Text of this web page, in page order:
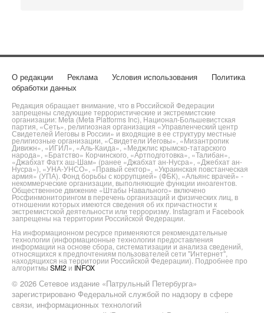
О редакции Реклама Условия использования
Политика
обработки данных
Редакция обращает внимание, что в Российской Федерации
запрещены следующие террористические и экстремистские
организации: Meta (Meta Platforms Inc), Национал-Большевистская
партия, «Сеть», религиозная организация «Управленческий центр
Свидетелей Иеговы в России» и входящие в ее структуру местные
религиозные организации, «Свидетели Иеговы», «Мизантропик
Дивижн», «ИГИЛ», «Аль-Каида», «Меджлис крымско-татарского
народа», «Братство» Корчинского, «Артподготовка», «Талибан»,
«Джабхат Фатх аш-Шам» (ранее «Джабхат ан-Нусра», «Джебхат ан-
Нусра»), «УНА-УНСО», «Правый сектор», «Украинская повстанческая
армия» (УПА). Фонд борьбы с коррупцией» (ФБК), «Альянс врачей» -
некоммерческие организации, выполняющие функции иноагентов.
Общественное движение «Штабы Навального» включено
Росфинмониторингом в перечень организаций и физических лиц, в
отношении которых имеются сведения об их причастности к
экстремистской деятельности или терроризму. Instagram и Facebook
запрещены на территории Российской Федерации.
На информационном ресурсе применяются рекомендательные
технологии (информационные технологии предоставления
информации на основе сбора, систематизации и анализа сведений,
относящихся к предпочтениям пользователей сети "Интернет",
находящихся на территории Российской Федерации). Подробнее про
алгоритмы SMI2 и INFOX
© 2026 Сетевое издание «Патрульный Петербурга»
зарегистрировано Федеральной службой по надзору в сфере
связи, информационных технологий